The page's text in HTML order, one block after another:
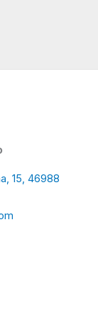
15, 46988